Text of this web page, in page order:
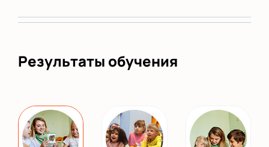
Результаты обучения